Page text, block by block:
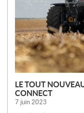
E
LE TOUT
CONNECT
7 juin 2023